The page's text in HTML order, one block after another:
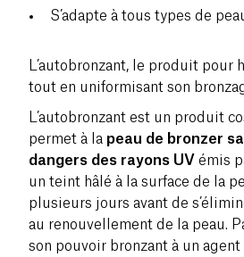
S’adapte à tous types de
L’autobronzant, le produit pour
tout en uniformisant son
L’autobronzant est un produit
permet à la peau de bronzer
dangers des rayons UV émis
un teint hâlé à la surface de la
plusieurs jours avant de
au renouvellement de la peau.
son pouvoir bronzant à un